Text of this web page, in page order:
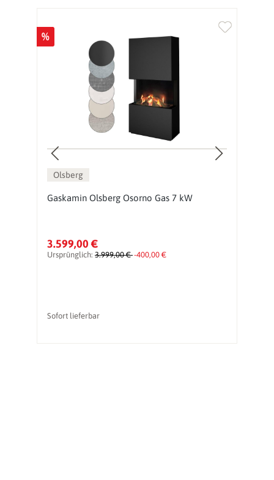
%
Olsberg
Gaskamin Olsberg Osorno Gas 7 kW
3.599,00 €
Ursprünglich: 3.999,00 €-400,00 €
Sofort lieferbar